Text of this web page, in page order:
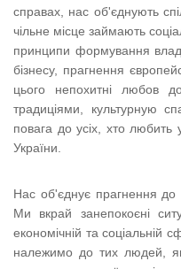
справах, нас об'єднують
чільне місце займають
принципи формування
бізнесу, прагнення
цього непохитні любов
традиціями, культурную
повага до усіх, хто
України.
Нас об'єднує прагнення до
Ми вкрай занепокоєні
економічній та
належимо до тих людей,